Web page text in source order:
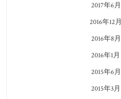
2017年6月
2016年12月
2016年8月
2016年1月
2015年6月
2015年3月